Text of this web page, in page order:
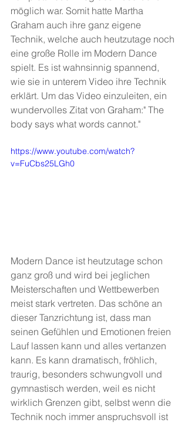
möglich war. Somit hatte Martha
Graham auch ihre ganz eigene
Technik, welche auch heutzutage noch
eine große Rolle im Modern Dance
spielt. Es ist wahnsinnig spannend,
wie sie in unterem Video ihre Technik
erklärt. Um das Video einzuleiten, ein
wundervolles Zitat von Graham:" The
body says what words cannot."
https://www.youtube.com/watch?
v=FuCbs25LGh0
Modern Dance ist heutzutage schon
ganz groß und wird bei jeglichen
Meisterschaften und Wettbewerben
meist stark vertreten. Das schöne an
dieser Tanzrichtung ist, dass man
seinen Gefühlen und Emotionen freien
Lauf lassen kann und alles vertanzen
kann. Es kann dramatisch, fröhlich,
traurig, besonders schwungvoll und
gymnastisch werden, weil es nicht
wirklich Grenzen gibt, selbst wenn die
Technik noch immer anspruchsvoll ist